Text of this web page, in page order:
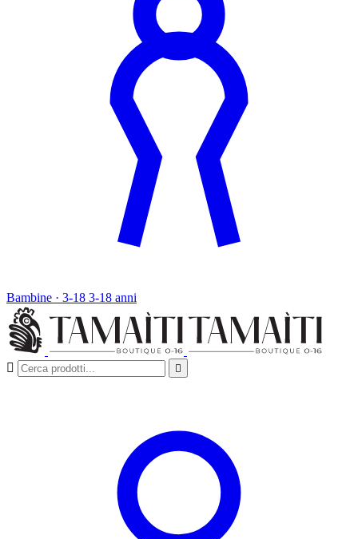
Bambine · 3-18 3-18 anni
 